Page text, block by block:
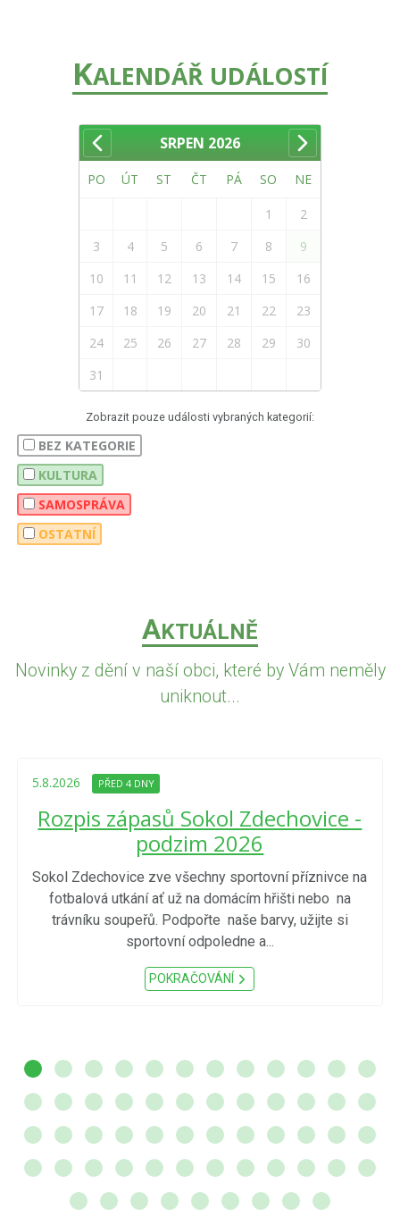
KALENDÁŘ UDÁLOSTÍ
SRPEN 2026
PO ÚT ST ČT PÁ SO NE
1
2
3
4 5 6 7 8
9
10
11 12 13 14 15
16
17
18 19 20 21 22
23
24
25 26 27 28 29
30
31
Zobrazit pouze události vybraných kategorií:
BEZ KATEGORIE
KULTURA
SAMOSPRÁVA
OSTATNÍ
AKTUÁLNĚ
Novinky z dění v naší obci, které by Vám neměly
uniknout...
5.8.2026 PŘED 4 DNY
Rozpis zápasů Sokol Zdechovice -
podzim 2026
Sokol Zdechovice zve všechny sportovní příznivce na
fotbalová utkání ať už na domácím hřišti nebo na
trávníku soupeřů. Podpořte naše barvy, užijte si
sportovní odpoledne a...
POKRAČOVÁNÍ